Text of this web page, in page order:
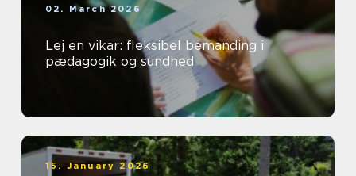
02. March 2026
Lej en vikar: fleksibel bemanding i
pædagogik og sundhed
15. January 2026